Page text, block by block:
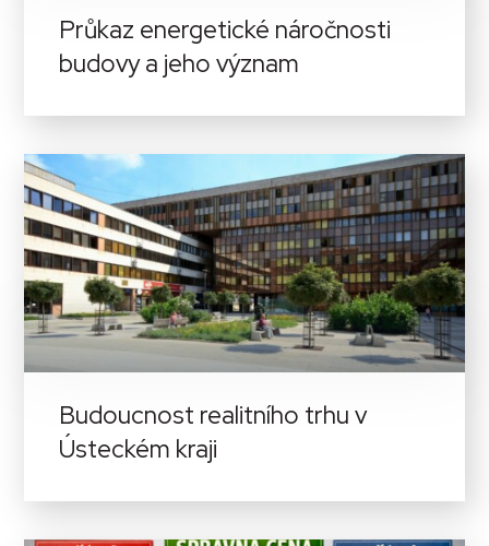
Průkaz energetické náročnosti
budovy a jeho význam
Budoucnost realitního trhu v
Ústeckém kraji